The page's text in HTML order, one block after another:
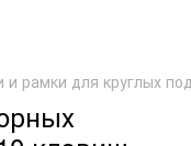
и рамки для круглых